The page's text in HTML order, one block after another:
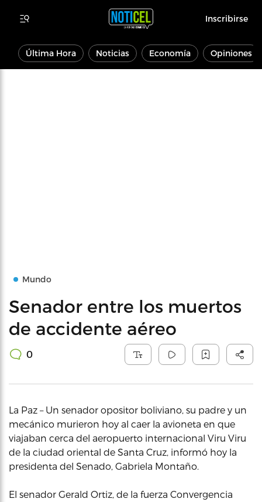
Inscribirse
Última Hora Noticias Economía Opiniones
Mundo
Senador entre los muertos
de accidente aéreo
0
La Paz – Un senador opositor boliviano, su padre y un
mecánico murieron hoy al caer la avioneta en que
viajaban cerca del aeropuerto internacional Viru Viru
de la ciudad oriental de Santa Cruz, informó hoy la
presidenta del Senado, Gabriela Montaño.
El senador Gerald Ortiz, de la fuerza Convergencia